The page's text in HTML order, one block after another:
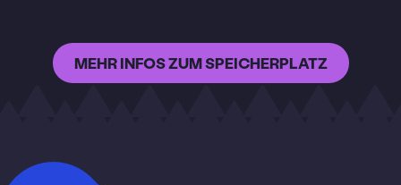
MEHR INFOS ZUM SPEICHERPLATZ